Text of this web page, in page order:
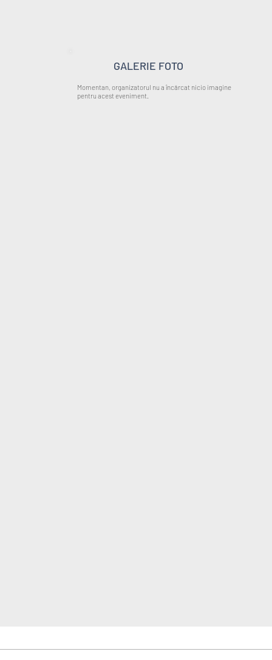
GALERIE FOTO
Momentan, organizatorul nu a încărcat nicio imagine
pentru acest eveniment.